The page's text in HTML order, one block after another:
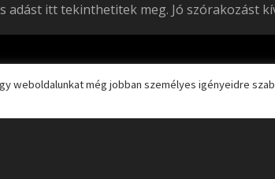
adást itt tekinthetitek meg. Jó szórakozást
weboldalunkat még jobban személyes igényeidre